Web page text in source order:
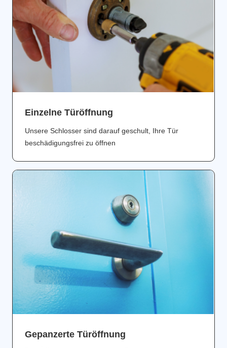
Einzelne Türöffnung
Unsere Schlosser sind darauf geschult, Ihre Tür
beschädigungsfrei zu öffnen
Gepanzerte Türöffnung